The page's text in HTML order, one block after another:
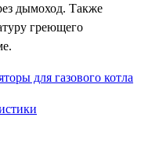
дымоход. Также
греющего
для газового котла